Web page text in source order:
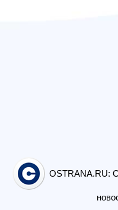
OSTRANA.RU: